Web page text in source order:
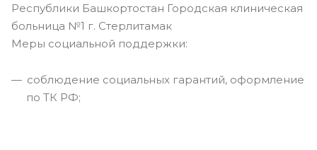
Республики Башкортостан Городская клиническая
больница №1 г. Стерлитамак
Меры социальной поддержки:
соблюдение социальных гарантий, оформление
по ТК РФ;